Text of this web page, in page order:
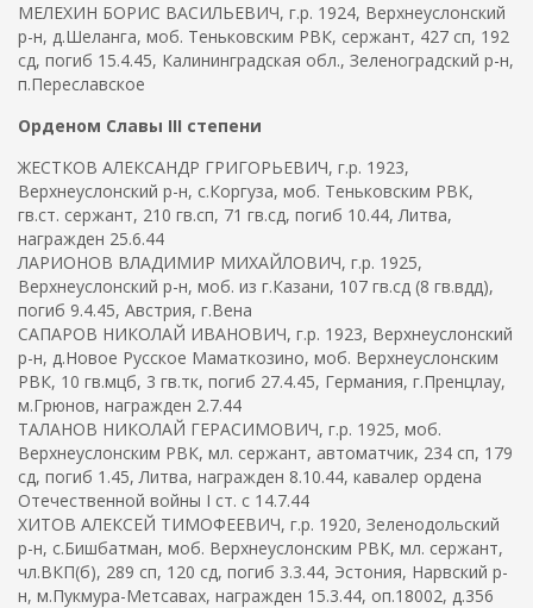
МЕЛЕХИН БОРИС ВАСИЛЬЕВИЧ, г.р. 1924, Верхнеуслонский
р-н, д.Шеланга, моб. Теньковским РВК, сержант, 427 сп, 192
сд, погиб 15.4.45, Калининградская обл., Зеленоградский р-н,
п.Переславское
Орденом Славы III степени
ЖЕСТКОВ АЛЕКСАНДР ГРИГОРЬЕВИЧ, г.р. 1923,
Верхнеуслонский р-н, с.Коргуза, моб. Теньковским РВК,
гв.ст. сержант, 210 гв.сп, 71 гв.сд, погиб 10.44, Литва,
награжден 25.6.44
ЛАРИОНОВ ВЛАДИМИР МИХАЙЛОВИЧ, г.р. 1925,
Верхнеуслонский р-н, моб. из г.Казани, 107 гв.сд (8 гв.вдд),
погиб 9.4.45, Австрия, г.Вена
САПАРОВ НИКОЛАЙ ИВАНОВИЧ, г.р. 1923, Верхнеуслонский
р-н, д.Новое Русское Маматкозино, моб. Верхнеуслонским
РВК, 10 гв.мцб, 3 гв.тк, погиб 27.4.45, Германия, г.Пренцлау,
м.Грюнов, награжден 2.7.44
ТАЛАНОВ НИКОЛАЙ ГЕРАСИМОВИЧ, г.р. 1925, моб.
Верхнеуслонским РВК, мл. сержант, автоматчик, 234 сп, 179
сд, погиб 1.45, Литва, награжден 8.10.44, кавалер ордена
Отечественной войны I ст. с 14.7.44
ХИТОВ АЛЕКСЕЙ ТИМОФЕЕВИЧ, г.р. 1920, Зеленодольский
р-н, с.Бишбатман, моб. Верхнеуслонским РВК, мл. сержант,
чл.ВКП(б), 289 сп, 120 сд, погиб 3.3.44, Эстония, Нарвский р-
н, м.Пукмура-Метсавах, награжден 15.3.44, оп.18002, д.356